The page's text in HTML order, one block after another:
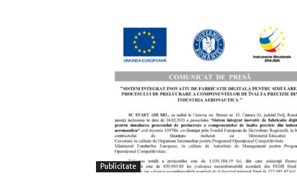
Publicitate